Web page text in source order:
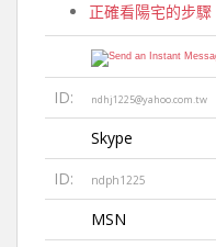
正確看陽宅的步驟
ID:
ndhj1225@yahoo.com.tw
Skype
ID:
ndph1225
MSN